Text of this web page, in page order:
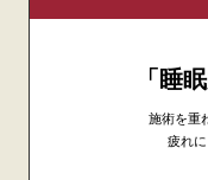
「睡
施術を重
疲れ